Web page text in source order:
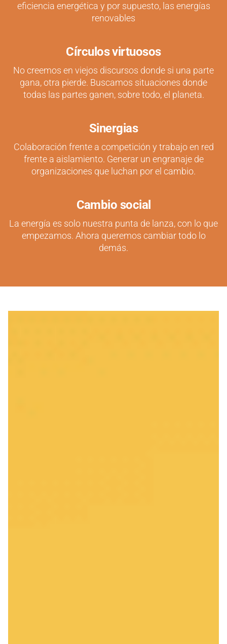
eficiencia energética y por supuesto, las energías
renovables
Círculos virtuosos
No creemos en viejos discursos donde si una parte
gana, otra pierde. Buscamos situaciones donde
todas las partes ganen, sobre todo, el planeta.
Sinergias
Colaboración frente a competición y trabajo en red
frente a aislamiento. Generar un engranaje de
organizaciones que luchan por el cambio.
Cambio social
La energía es solo nuestra punta de lanza, con lo que
empezamos. Ahora queremos cambiar todo lo
demás.